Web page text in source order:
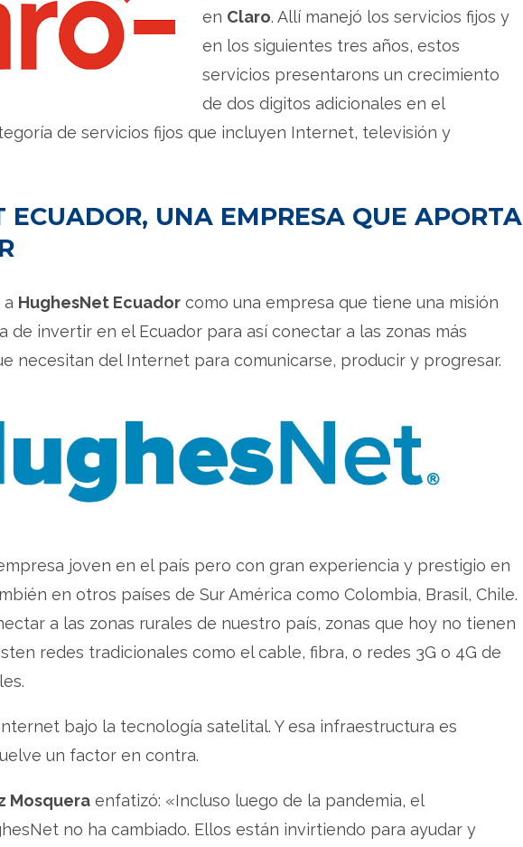
en Claro. Allí manejó los servicios fijos y
en los siguientes tres años, estos
servicios presentarons un crecimiento
de dos digitos adicionales en el
de servicios fijos que incluyen Internet, televisión y
ECUADOR, UNA EMPRESA QUE APORTA
HughesNet Ecuador como una empresa que tiene una misión
de invertir en el Ecuador para así conectar a las zonas más
necesitan del Internet para comunicarse, producir y progresar.
joven en el país pero con gran experiencia y prestigio en
en otros países de Sur América como Colombia, Brasil, Chile.
a las zonas rurales de nuestro país, zonas que hoy no tienen
redes tradicionales como el cable, fibra, o redes 3G o 4G de
bajo la tecnología satelital. Y esa infraestructura es
un factor en contra.
Mosquera enfatizó: «Incluso luego de la pandemia, el
no ha cambiado. Ellos están invirtiendo para ayudar y